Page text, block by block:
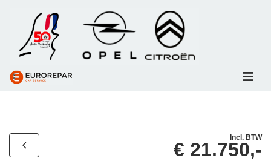
Incl. BTW
€ 21.750,-